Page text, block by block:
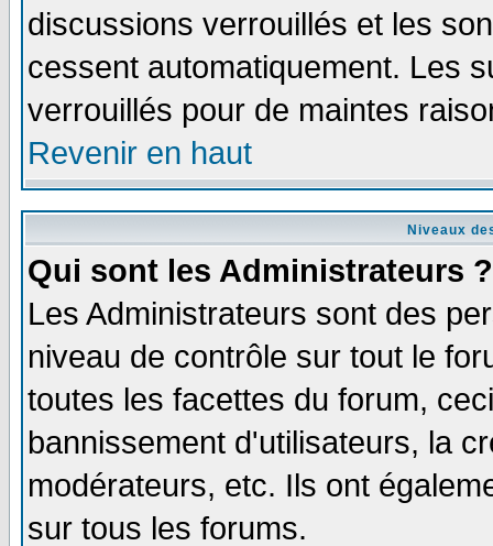
discussions verrouillés et les
cessent automatiquement. Les
verrouillés pour de maintes
Revenir en haut
Niveaux
Qui sont les Administrateurs ?
Les Administrateurs sont des
niveau de contrôle sur tout le
toutes les facettes du forum,
bannissement d'utilisateurs, la
modérateurs, etc. Ils ont
sur tous les forums.